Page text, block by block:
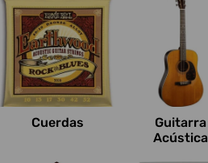
Cuerdas
Guitarra
Acústica